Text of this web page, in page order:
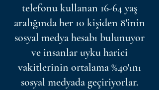
telefonu kullanan 16-64 yaş
aralığında her 10 kişiden 8'inin
sosyal medya hesabı bulunuyor
ve insanlar uyku harici
vakitlerinin ortalama %40'ını
sosyal medyada geçiriyorlar.